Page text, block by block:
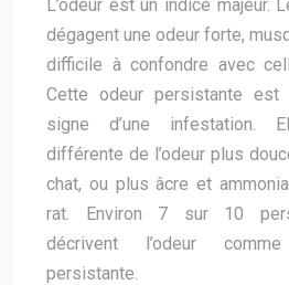
L’odeur est un indice majeur.
dégagent une odeur forte,
difficile à confondre avec
Cette odeur persistante est
signe d’une infestation.
différente de l’odeur plus
chat, ou plus âcre et
rat. Environ 7 sur 10
décrivent l’odeur
persistante.